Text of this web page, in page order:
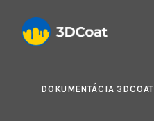
DOKUMENTÁCIA 3DCOAT